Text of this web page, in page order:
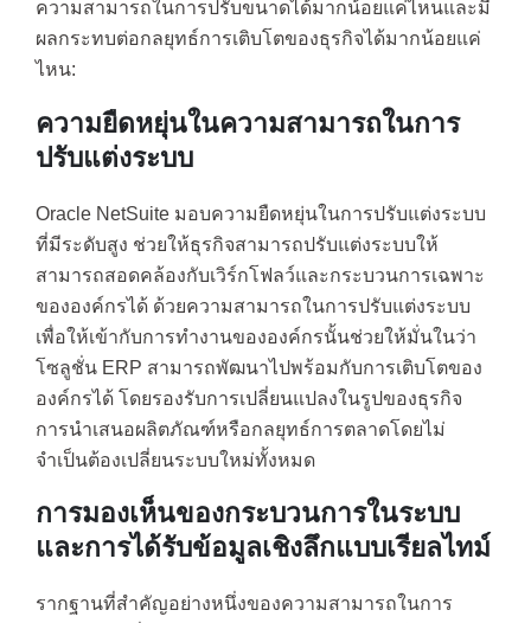
ความสามารถในการปรับขนาดได้มากน้อยแค่ไหนและมี
ผลกระทบต่อกลยุทธ์การเติบโตของธุรกิจได้มากน้อยแค่
ไหน:
ความยืดหยุ่นในความสามารถในการ
ปรับแต่งระบบ
Oracle NetSuite มอบความยืดหยุ่นในการปรับแต่งระบบ
ที่มีระดับสูง ช่วยให้ธุรกิจสามารถปรับแต่งระบบให้
สามารถสอดคล้องกับเวิร์กโฟลว์และกระบวนการเฉพาะ
ขององค์กรได้ ด้วยความสามารถในการปรับแต่งระบบ
เพื่อให้เข้ากับการทำงานขององค์กรนั้นช่วยให้มั่นในว่า
โซลูชั่น ERP สามารถพัฒนาไปพร้อมกับการเติบโตของ
องค์กรได้ โดยรองรับการเปลี่ยนแปลงในรูปของธุรกิจ
การนำเสนอผลิตภัณฑ์หรือกลยุทธ์การตลาดโดยไม่
จำเป็นต้องเปลี่ยนระบบใหม่ทั้งหมด
การมองเห็นของกระบวนการในระบบ
และการได้รับข้อมูลเชิงลึกแบบเรียลไทม์
รากฐานที่สำคัญอย่างหนึ่งของความสามารถในการ